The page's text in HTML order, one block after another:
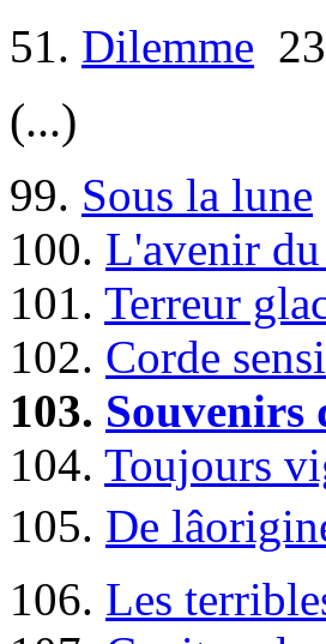
51. Dilemme
(...)
99. Sous la lune
100. L'avenir
101. Terreur
102. Corde
103. Souvenirs
104. Toujours
105. De
106. Les